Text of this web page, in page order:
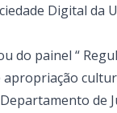
Digital da
do painel “
de